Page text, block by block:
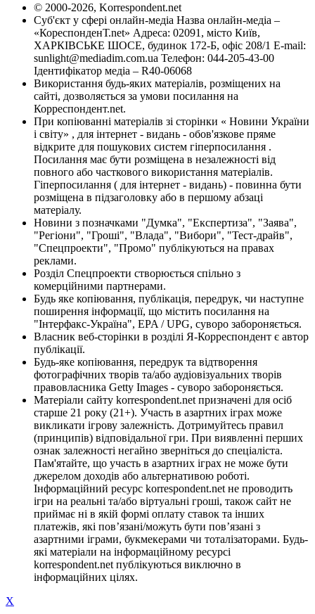
© 2000-2026, Korrespondent.net
Суб'єкт у сфері онлайн-медіа Назва онлайн-медіа –
«КореспонденТ.net» Адреса: 02091, місто Київ,
ХАРКІВСЬКЕ ШОСЕ, будинок 172-Б, офіс 208/1 E-mail:
sunlight@mediadim.com.ua Телефон: 044-205-43-00
Ідентифікатор медіа – R40-06068
Використання будь-яких матеріалів, розміщених на
сайті, дозволяється за умови посилання на
Корреспондент.net.
При копіюванні матеріалів зі сторінки « Новини України
і світу» , для інтернет - видань - обов'язкове пряме
відкрите для пошукових систем гіперпосилання .
Посилання має бути розміщена в незалежності від
повного або часткового використання матеріалів.
Гіперпосилання ( для інтернет - видань) - повинна бути
розміщена в підзаголовку або в першому абзаці
матеріалу.
Новини з позначками "Думка", "Експертиза", "Заява",
"Регіони", "Гроші", "Влада", "Вибори", "Тест-драйв",
"Спецпроекти", "Промо" публікуються на правах
реклами.
Розділ Спецпроекти створюється спільно з
комерційними партнерами.
Будь яке копіювання, публікація, передрук, чи наступне
поширення інформації, що містить посилання на
"Інтерфакс-Україна", EPA / UPG, суворо забороняється.
Власник веб-сторінки в розділі Я-Корреспондент є автор
публікації.
Будь-яке копіювання, передрук та відтворення
фотографічних творів та/або аудіовізуальних творів
правовласника Getty Images - суворо забороняється.
Матеріали сайту korrespondent.net призначені для осіб
старше 21 року (21+). Участь в азартних іграх може
викликати ігрову залежність. Дотримуйтесь правил
(принципів) відповідальної гри. При виявленні перших
ознак залежності негайно зверніться до спеціаліста.
Пам'ятайте, що участь в азартних іграх не може бути
джерелом доходів або альтернативою роботі.
Інформаційний ресурс korrespondent.net не проводить
ігри на реальні та/або віртуальні гроші, також сайт не
приймає ні в якій формі оплату ставок та інших
платежів, які пов’язані/можуть бути пов’язані з
азартними іграми, букмекерами чи тоталізаторами. Будь-
які матеріали на інформаційному ресурсі
korrespondent.net публікуються виключно в
інформаційних цілях.
X